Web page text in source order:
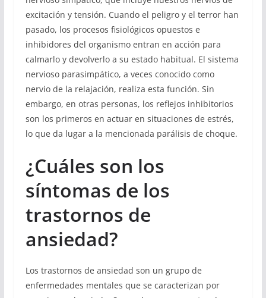
excitación y tensión. Cuando el peligro y el terror han
pasado, los procesos fisiológicos opuestos e
inhibidores del organismo entran en acción para
calmarlo y devolverlo a su estado habitual. El sistema
nervioso parasimpático, a veces conocido como
nervio de la relajación, realiza esta función. Sin
embargo, en otras personas, los reflejos inhibitorios
son los primeros en actuar en situaciones de estrés,
lo que da lugar a la mencionada parálisis de choque.
¿Cuáles son los
síntomas de los
trastornos de
ansiedad?
Los trastornos de ansiedad son un grupo de
enfermedades mentales que se caracterizan por